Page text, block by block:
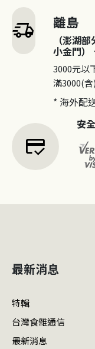
delivery_truck_speed 離島
（澎湖
小金門）
3000元以
滿3000(
* 海外配
credit_score
安
最新消息
特輯
台灣食雜通信
最新消息